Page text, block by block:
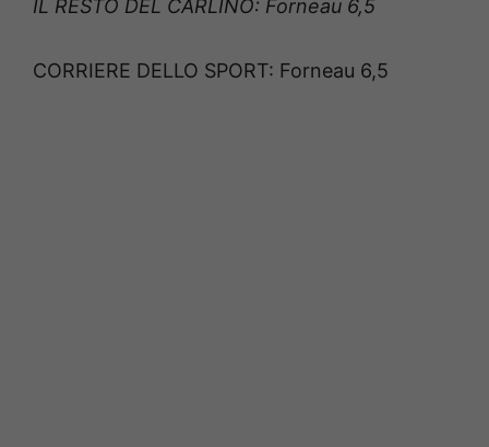
IL RESTO DEL CARLINO: Forneau 6,5
CORRIERE DELLO SPORT: Forneau 6,5